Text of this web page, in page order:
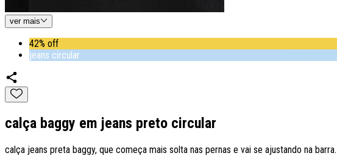
ver mais
42% off
jeans circular
calça baggy em jeans preto circular
calça jeans preta baggy, que começa mais solta nas pernas e vai se ajustando na